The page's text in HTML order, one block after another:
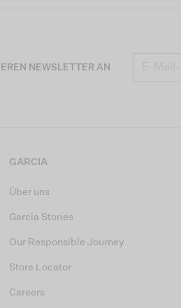
NEWSLETTER AN
GARCIA
Über uns
Garcia Stories
Our Responsible Journey
Store Locator
Careers